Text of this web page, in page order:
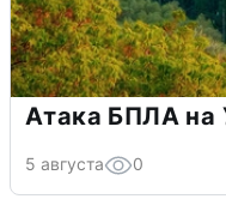
Атака БПЛА на
5 августа 0